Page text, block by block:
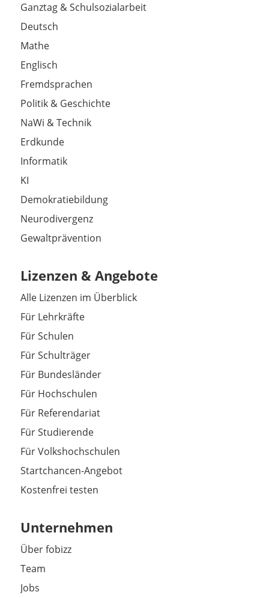
Ganztag & Schulsozialarbeit
Deutsch
Mathe
Englisch
Fremdsprachen
Politik & Geschichte
NaWi & Technik
Erdkunde
Informatik
KI
Demokratiebildung
Neurodivergenz
Gewaltprävention
Lizenzen & Angebote
Alle Lizenzen im Überblick
Für Lehrkräfte
Für Schulen
Für Schulträger
Für Bundesländer
Für Hochschulen
Für Referendariat
Für Studierende
Für Volkshochschulen
Startchancen-Angebot
Kostenfrei testen
Unternehmen
Über fobizz
Team
Jobs